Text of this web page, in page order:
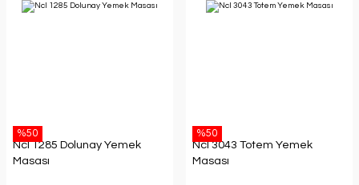
%50
Ncl 1285 Dolunay Yemek
Masası
%50
Ncl 3043 Totem Yemek
Masası